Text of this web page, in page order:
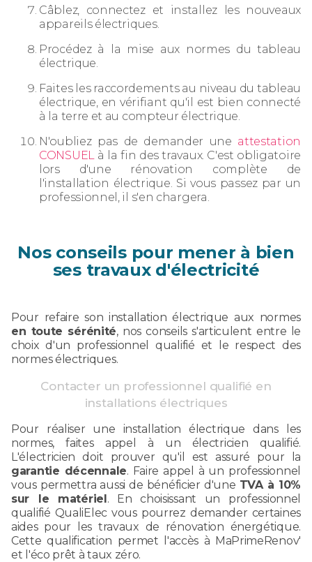
Câblez, connectez et installez les nouveaux
appareils électriques.
Procédez à la mise aux normes du tableau
électrique.
Faites les raccordements au niveau du tableau
électrique, en vérifiant qu'il est bien connecté
à la terre et au compteur électrique.
N'oubliez pas de demander une attestation
CONSUEL
à la fin des travaux. C'est obligatoire
lors d'une rénovation complète de
l'installation électrique. Si vous passez par un
professionnel, il s'en chargera.
Nos conseils pour mener à bien
ses travaux d'électricité
Pour refaire son installation électrique aux normes
en toute sérénité, nos conseils s'articulent entre le
choix d'un professionnel qualifié et le respect des
normes électriques.
Contacter un professionnel qualifié en
installations électriques
Pour réaliser une installation électrique dans les
normes, faites appel à un électricien qualifié.
L'électricien doit prouver qu'il est assuré pour la
garantie décennale. Faire appel à un professionnel
vous permettra aussi de bénéficier d'une TVA à 10%
sur le matériel. En choisissant un professionnel
qualifié QualiElec vous pourrez demander certaines
aides pour les travaux de rénovation énergétique.
Cette qualification permet l'accès à MaPrimeRenov'
et l'éco prêt à taux zéro.